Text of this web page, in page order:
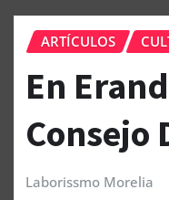
ARTÍCULOS
En
Consejo
Laborissmo Morelia